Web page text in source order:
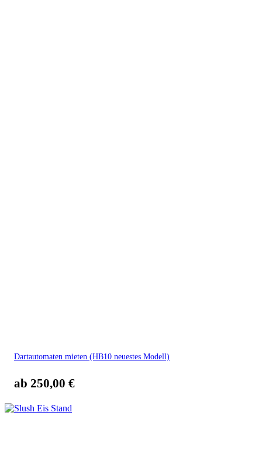
Dartautomaten mieten (HB10 neuestes Modell)
ab 250,00 €